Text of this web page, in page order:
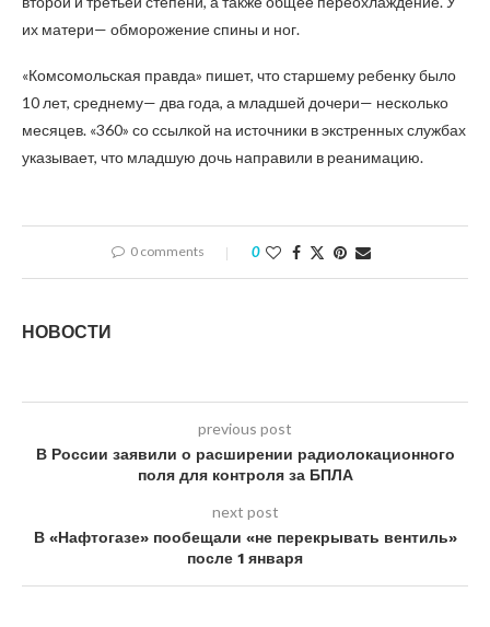
их матери— обморожение спины и ног.
«Комсомольская правда» пишет, что старшему ребенку было
10 лет, среднему— два года, а младшей дочери— несколько
месяцев. «360» со ссылкой на источники в экстренных службах
указывает, что младшую дочь направили в реанимацию.
0 comments 0
НОВОСТИ
previous post
В России заявили о расширении радиолокационного
поля для контроля за БПЛА
next post
В «Нафтогазе» пообещали «не перекрывать вентиль»
после 1 января